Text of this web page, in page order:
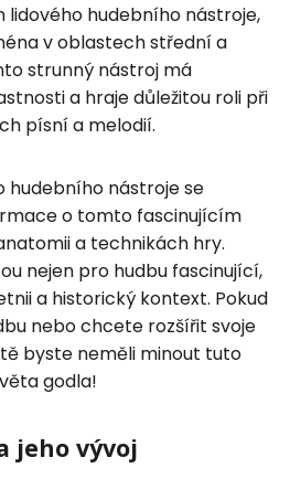
lidového hudebního nástroje,
v oblastech střední a
strunný nástroj má
a hraje důležitou roli při
písní a melodií.
hudebního nástroje se
o tomto fascinujícím
a technikách hry.
nejen pro hudbu fascinující,
a historický kontext. Pokud
nebo chcete rozšířit svoje
byste neměli minout tuto
godla!
jeho vývoj